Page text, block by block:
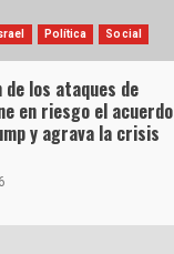
Política Social
los ataques de
en riesgo el acuerdo
y agrava la crisis